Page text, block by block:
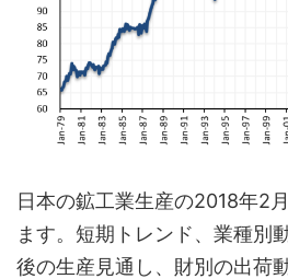
日本の鉱工業生産の2018年2
ます。短期トレンド、業種別
後の生産見通し、財別の出荷